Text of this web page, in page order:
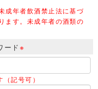
成年者飲酒禁止法に基づ
ます。未成年者の酒類の
ード※
記号可）